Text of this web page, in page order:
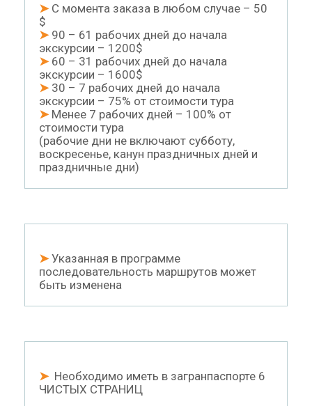
➤С момента заказа в любом случае – 50
$
➤90 – 61 рабочих дней до начала
экскурсии – 1200$
➤60 – 31 рабочих дней до начала
экскурсии – 1600$
➤30 – 7 рабочих дней до начала
экскурсии – 75% от стоимости тура
➤Менее 7 рабочих дней – 100% от
стоимости тура
(рабочие дни не включают субботу,
воскресенье, канун праздничных дней и
праздничные дни)
➤Указанная в программе
последовательность маршрутов может
быть изменена
➤Необходимо иметь в загранпаспорте 6
ЧИСТЫХ СТРАНИЦ